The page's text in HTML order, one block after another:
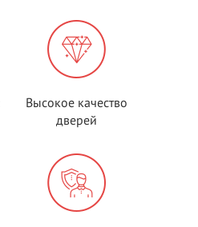
Высокое качество
дверей